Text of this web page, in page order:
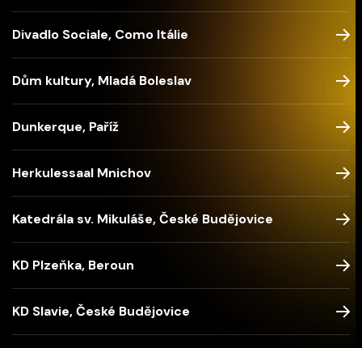
Divadlo Sociale, Como Itálie
Dům kultury, Mladá Boleslav
Dunkerque, Paříž
Herkulessaal Mnichov
Katedrála sv. Mikuláše, České Budějovice
KD Plzeňka, Beroun
KD Slavie, České Budějovice